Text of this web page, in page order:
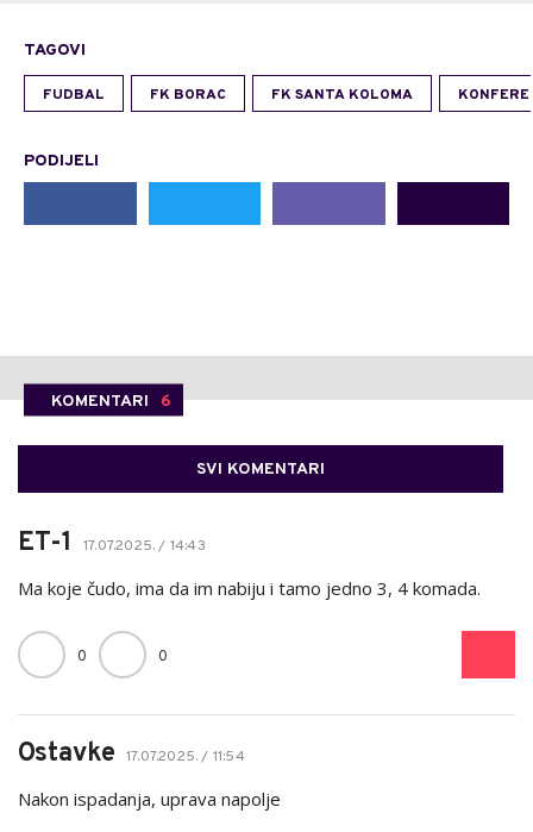
TAGOVI
FUDBAL FK BORAC FK SANTA KOLOMA
PODIJELI
KOMENTARI 6
SVI KOMENTARI
ET-1 17.07.2025. / 14:43
Ma koje čudo, ima da im nabiju i tamo jedno 3, 4 komada.
0 0
Ostavke 17.07.2025. / 11:54
Nakon ispadanja, uprava napolje